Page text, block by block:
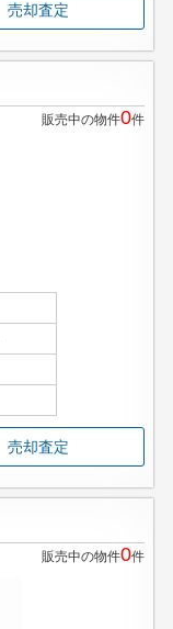
売却査定
販売中の物件0件
売却査定
販売中の物件0件